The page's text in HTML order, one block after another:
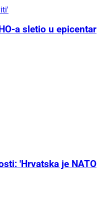
a sletio u epicentar
'Hrvatska je NATO